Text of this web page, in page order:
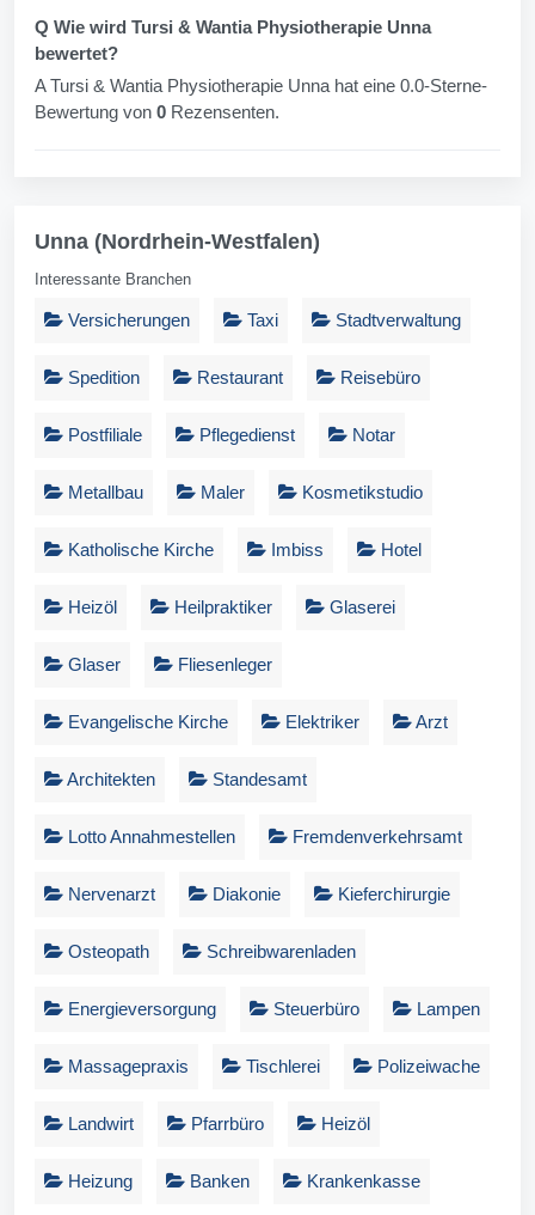
Q Wie wird Tursi & Wantia Physiotherapie Unna
bewertet?
A Tursi & Wantia Physiotherapie Unna hat eine 0.0-Sterne-
Bewertung von 0 Rezensenten.
Unna (Nordrhein-Westfalen)
Interessante Branchen
Versicherungen Taxi Stadtverwaltung
Spedition Restaurant Reisebüro
Postfiliale Pflegedienst Notar
Metallbau Maler Kosmetikstudio
Katholische Kirche Imbiss Hotel
Heizöl Heilpraktiker Glaserei
Glaser Fliesenleger
Evangelische Kirche Elektriker Arzt
Architekten Standesamt
Lotto Annahmestellen Fremdenverkehrsamt
Nervenarzt Diakonie Kieferchirurgie
Osteopath Schreibwarenladen
Energieversorgung Steuerbüro Lampen
Massagepraxis Tischlerei Polizeiwache
Landwirt Pfarrbüro Heizöl
Heizung Banken Krankenkasse